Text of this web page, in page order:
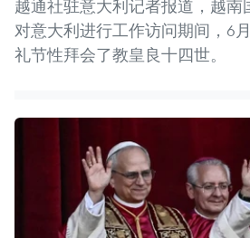
越通社驻意大利记者报道，越南
对意大利进行工作访问期间，6
礼节性拜会了教皇良十四世。